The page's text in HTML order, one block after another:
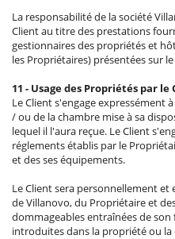
La responsabilité de la société
Client au titre des prestations
gestionnaires des propriétés et
les Propriétaires) présentées sur
11 - Usage des Propriétés par le
Le Client s'engage expressément
/ ou de la chambre mise à sa
lequel il l'aura reçue. Le Client
réglements établis par le
et des ses équipements.
Le Client sera personnellement
de Villanovo, du Propriétaire et
dommageables entraînées de
introduites dans la propriété ou la